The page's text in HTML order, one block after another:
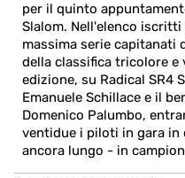
per il quinto
Slalom. Nell'elenco
massima serie capitanati
della classifica tricolore e
edizione, su Radical SR4
Emanuele Schillace e il
Domenico Palumbo,
ventidue i piloti in gara
ancora lungo - in